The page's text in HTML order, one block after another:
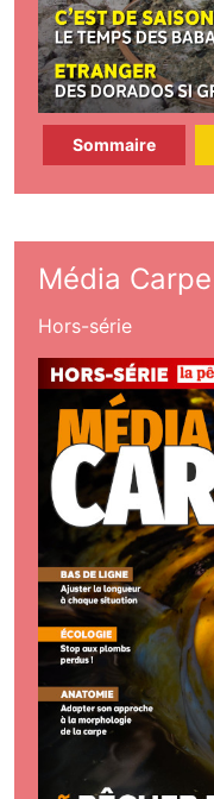
Sommaire
Média Carpe
Hors-série